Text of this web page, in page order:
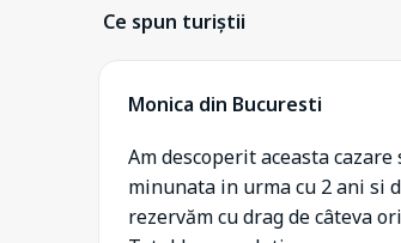
Ce spun turiștii
Monica din Bucuresti
Am descoperit aceasta cazare
minunata in urma cu 2 ani si
rezervăm cu drag de câteva